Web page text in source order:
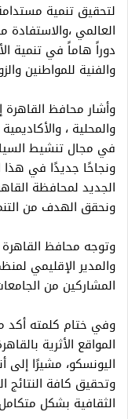
لتحقيق تنمية
العالمي
دوراً هاماً في تنمية
والفنية للمواطنين
وأشار محافظ
والمحلية ،
في مجال تنشيط
ونجاحًا جديدًا في هذا
الجديد لمحافظة
ونحقق الهدف من
وتوجه محافظ القاهرة
والمدير الإقليمي
المشاركين من
وفي ختام كلمته أكد
المواقع الأثرية
اليونسكو، مشيرًا إلى
وتحقيق كافة
الثقافية بشكل